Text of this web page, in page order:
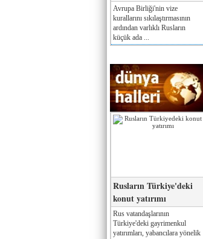
Avrupa Birliği'nin vize
kurallarını sıkılaştırmasının
ardından varlıklı Rusların
küçük ada ...
Rusların Türkiye'deki
konut yatırımı
Rus vatandaşlarının
Türkiye'deki gayrimenkul
yatırımları, yabancılara yönelik